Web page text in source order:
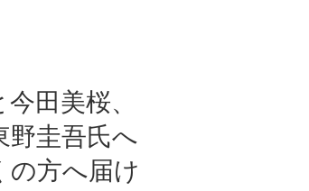
田美桜、
野圭吾氏へ
の方へ届け